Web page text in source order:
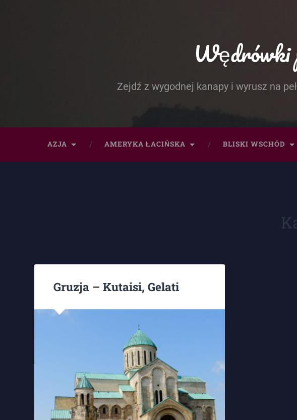
Wędrówki
Zejdź z wygodnej kanapy i wyrusz na
AZJA AMERYKA ŁACIŃSKA BLISKI WSCHÓD
Gruzja – Kutaisi, Gelati